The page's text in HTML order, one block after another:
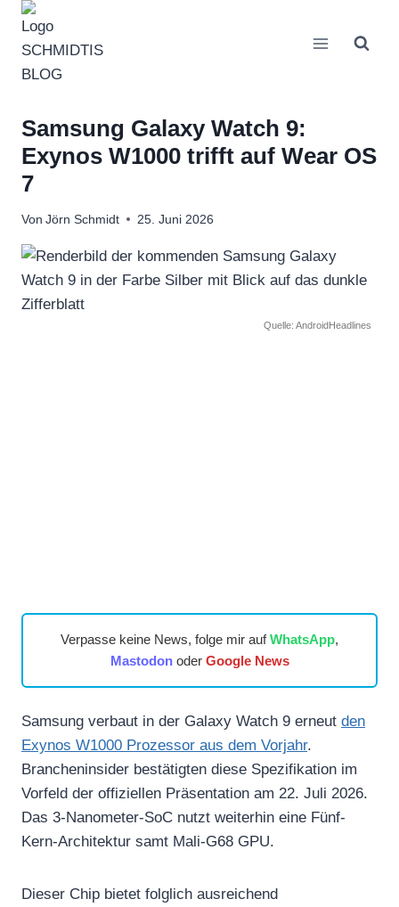
Zum
Inhalt
springen
Samsung Galaxy Watch 9:
Exynos W1000 trifft auf Wear OS
7
Von Jörn Schmidt 25. Juni 2026
Quelle: AndroidHeadlines
Verpasse keine News, folge mir aufWhatsApp,
Mastodonoder Google News
Samsung verbaut in der Galaxy Watch 9 erneut den
Exynos W1000 Prozessor aus dem Vorjahr.
Brancheninsider bestätigten diese Spezifikation im
Vorfeld der offiziellen Präsentation am 22. Juli 2026.
Das 3-Nanometer-SoC nutzt weiterhin eine Fünf-
Kern-Architektur samt Mali-G68 GPU.
Dieser Chip bietet folglich ausreichend